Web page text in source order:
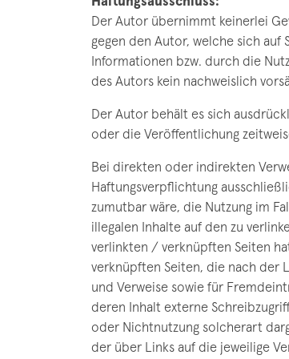
Der Autor übernimmt keinerlei
gegen den Autor, welche sich
Informationen bzw. durch die
des Autors kein nachweislich
Der Autor behält es sich
oder die Veröffentlichung
Bei direkten oder indirekten
Haftungsverpflichtung
zumutbar wäre, die Nutzung im
illegalen Inhalte auf den zu
verlinkten / verknüpften Seiten
verknüpften Seiten, die nach der
und Verweise sowie für
deren Inhalt externe
oder Nichtnutzung solcherart
der über Links auf die jeweilige